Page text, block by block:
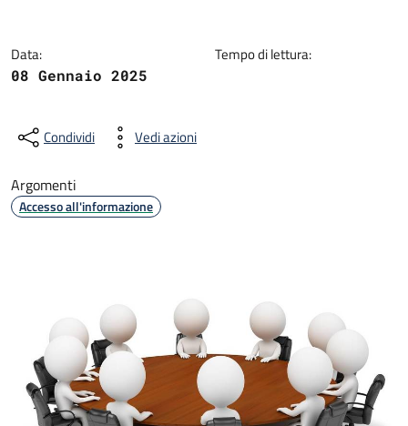
Data:
08 Gennaio 2025
Tempo di lettura:
Condividi Vedi azioni
Argomenti
Accesso all'informazione